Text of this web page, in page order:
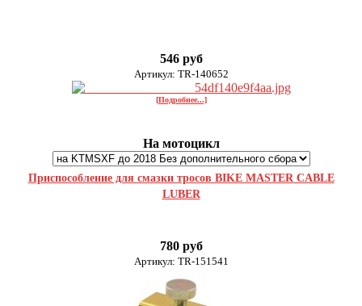
546 руб
Артикул: TR-140652
[Подробнее...]
На мотоцикл
Приспособление для смазки тросов BIKE MASTER CABLE
LUBER
780 руб
Артикул: TR-151541